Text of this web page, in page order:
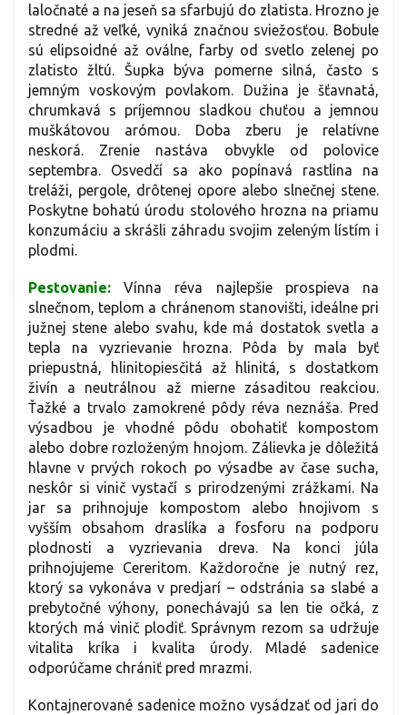
laločnaté a na jeseň sa sfarbujú do zlatista. Hrozno je
stredné až veľké, vyniká značnou sviežosťou. Bobule
sú elipsoidné až oválne, farby od svetlo zelenej po
zlatisto žltú. Šupka býva pomerne silná, často s
jemným voskovým povlakom. Dužina je šťavnatá,
chrumkavá s príjemnou sladkou chuťou a jemnou
muškátovou arómou. Doba zberu je relatívne
neskorá. Zrenie nastáva obvykle od polovice
septembra. Osvedčí sa ako popínavá rastlina na
treláži, pergole, drôtenej opore alebo slnečnej stene.
Poskytne bohatú úrodu stolového hrozna na priamu
konzumáciu a skrášli záhradu svojim zeleným lístím i
plodmi.
Pestovanie: Vínna réva najlepšie prospieva na
slnečnom, teplom a chránenom stanovišti, ideálne pri
južnej stene alebo svahu, kde má dostatok svetla a
tepla na vyzrievanie hrozna. Pôda by mala byť
priepustná, hlinitopiesčitá až hlinitá, s dostatkom
živín a neutrálnou až mierne zásaditou reakciou.
Ťažké a trvalo zamokrené pôdy réva neznáša. Pred
výsadbou je vhodné pôdu obohatiť kompostom
alebo dobre rozloženým hnojom. Zálievka je dôležitá
hlavne v prvých rokoch po výsadbe av čase sucha,
neskôr si vinič vystačí s prirodzenými zrážkami. Na
jar sa prihnojuje kompostom alebo hnojivom s
vyšším obsahom draslíka a fosforu na podporu
plodnosti a vyzrievania dreva. Na konci júla
prihnojujeme Cereritom. Každoročne je nutný rez,
ktorý sa vykonáva v predjarí – odstránia sa slabé a
prebytočné výhony, ponechávajú sa len tie očká, z
ktorých má vinič plodiť. Správnym rezom sa udržuje
vitalita kríka i kvalita úrody. Mladé sadenice
odporúčame chrániť pred mrazmi.
Kontajnerované sadenice možno vysádzať od jari do